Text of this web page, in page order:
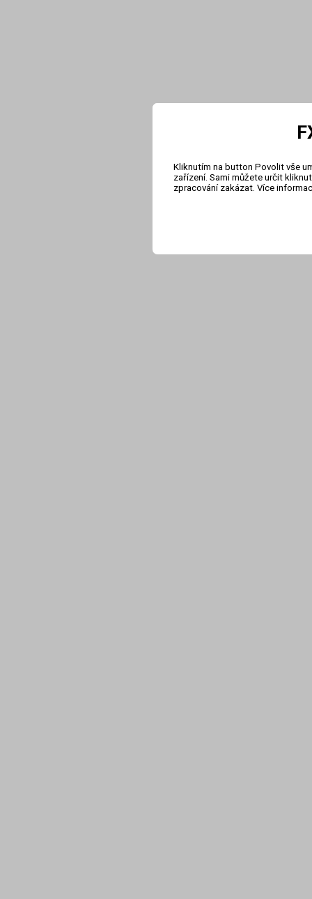
Kliknutím na button Povolit vše
zařízení. Sami můžete určit
zpracování zakázat. Více